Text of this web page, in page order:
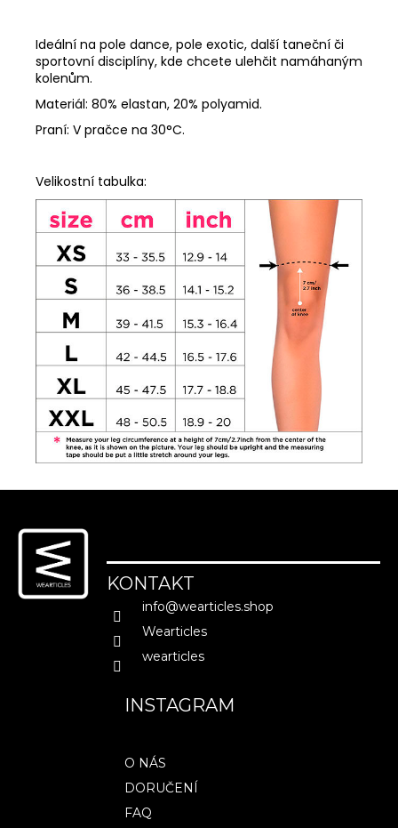
Ideální na pole dance, pole exotic, další taneční či
sportovní disciplíny, kde chcete ulehčit namáhaným
kolenům.
Materiál: 80% elastan, 20% polyamid.
Praní: V pračce na 30°C.
Velikostní tabulka:
KONTAKT
info@wearticles.shop
Wearticles
wearticles
INSTAGRAM
O NÁS
DORUČENÍ
FAQ